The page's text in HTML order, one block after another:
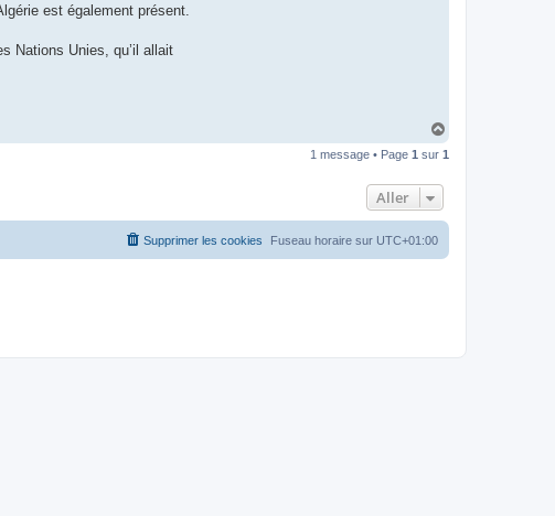
est également présent.
Nations Unies, qu’il allait
u
1 message • Page 1 sur 1
Aller
Fuseau horaire sur UTC+01:00
Supprimer les cookies